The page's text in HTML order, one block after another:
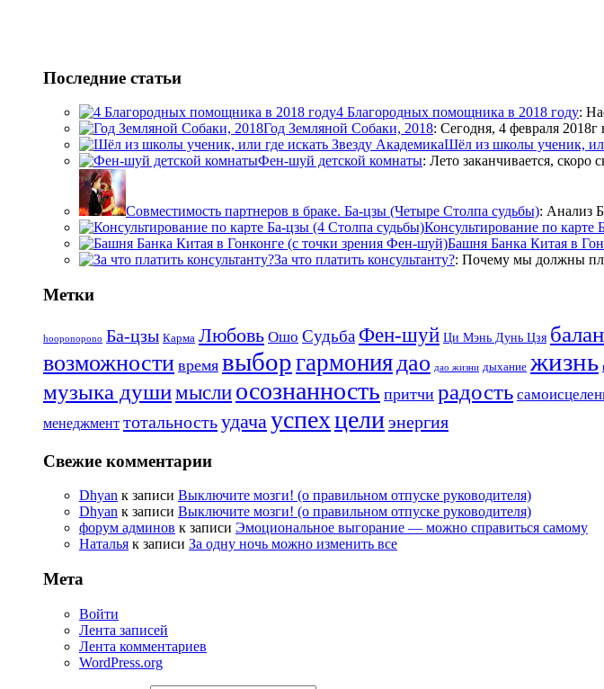
Последние статьи
4 Благородных помощника в 2018 году:
Год Земляной Собаки, 2018: Сегодня, 4 февраля 2018г
Шёл из школы ученик,
Фен-шуй детской комнаты: Лето заканчивается, скоро
Совместимость партнеров в браке. Ба-цзы (Четыре Столпа судьбы): Анализ
Консультирование по карте
Башня Банка Китая в
За что платить консультанту?: Почему мы должны
Метки
hooponopono Ба-цзы Карма Любовь Ошо Судьба Фен-шуй Ци Мэнь Дунь Цзя
возможности время выборгармониядао дао жизни дыхание жизнь
музыка душимысли осознанность притчи радость
менеджмент тотальностьудача успехцели энергия
Свежие комментарии
Dhyan к записи Выключите мозги! (о правильном отпуске руководителя)
Dhyan к записи Выключите мозги! (о правильном отпуске руководителя)
форум админов к записи Эмоциональное выгорание — можно справиться самому
Наталья к записи За одну ночь можно изменить все
Мета
Войти
Лента записей
Лента комментариев
WordPress.org